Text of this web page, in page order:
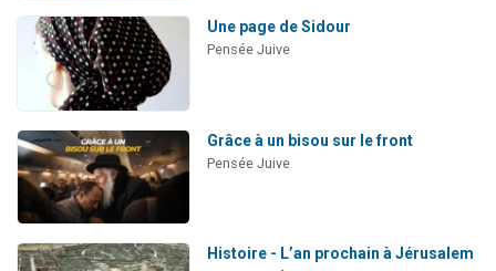
Une page de Sidour
Pensée Juive
Grâce à un bisou sur le front
Pensée Juive
Histoire - L’an prochain à Jérusalem